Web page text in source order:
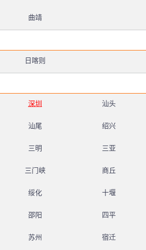
曲靖
日喀则
深圳 汕头
汕尾 绍兴
三明 三亚
三门峡 商丘
绥化 十堰
邵阳 四平
苏州 宿迁